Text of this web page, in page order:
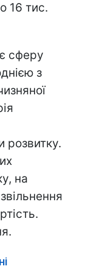
16 тис.
сферу
з
розвитку.
на